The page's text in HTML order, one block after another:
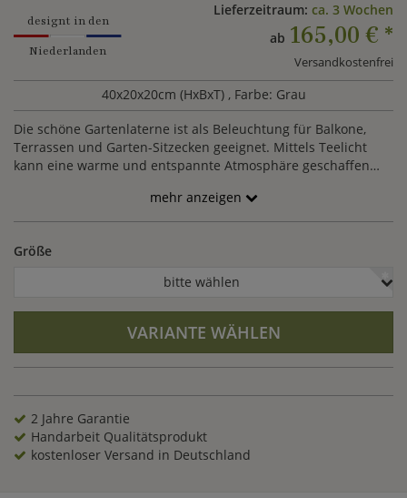
designt in den
Niederlanden
Lieferzeitraum: ca. 3 Wochen
ab 165,00 € *
Versandkostenfrei
40x20x20cm (HxBxT) , Farbe: Grau
Die schöne Gartenlaterne ist als Beleuchtung für Balkone,
Terrassen und Garten-Sitzecken geeignet. Mittels Teelicht
kann eine warme und entspannte Atmosphäre geschaffen
mehr anzeigen
Größe
bitte wählen
VARIANTE WÄHLEN
2 Jahre Garantie
Handarbeit Qualitätsprodukt
kostenloser Versand in Deutschland